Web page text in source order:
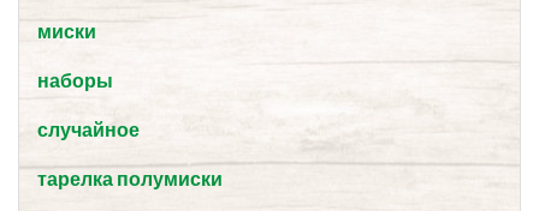
миски
наборы
случайное
тарелка полумиски